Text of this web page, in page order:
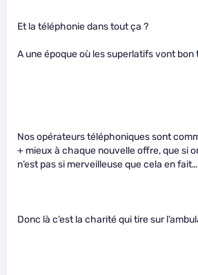
Et la téléphonie dans tout ça ?
A une époque où les superlatifs vont bon
Nos opérateurs téléphoniques sont
+ mieux à chaque nouvelle offre, que si
n’est pas si merveilleuse que cela en fait…
Donc là c’est la charité qui tire sur